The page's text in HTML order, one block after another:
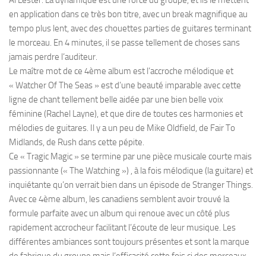
en application dans ce très bon titre, avec un break magnifique au
tempo plus lent, avec des chouettes parties de guitares terminant
le morceau. En 4 minutes, il se passe tellement de choses sans
jamais perdre l’auditeur.
Le maître mot de ce 4ème album est l’accroche mélodique et
« Watcher Of The Seas » est d’une beauté imparable avec cette
ligne de chant tellement belle aidée par une bien belle voix
féminine (Rachel Layne), et que dire de toutes ces harmonies et
mélodies de guitares. Il y a un peu de Mike Oldfield, de Fair To
Midlands, de Rush dans cette pépite.
Ce « Tragic Magic » se termine par une pièce musicale courte mais
passionnante (« The Watching ») , à la fois mélodique (la guitare) et
inquiétante qu’on verrait bien dans un épisode de Stranger Things.
Avec ce 4ème album, les canadiens semblent avoir trouvé la
formule parfaite avec un album qui renoue avec un côté plus
rapidement accrocheur facilitant l’écoute de leur musique. Les
différentes ambiances sont toujours présentes et sont la marque